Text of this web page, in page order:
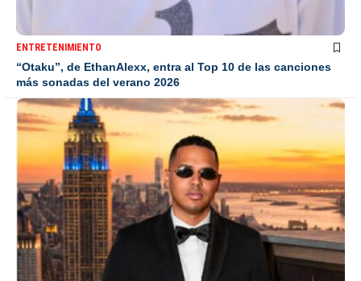
ENTRETENIMIENTO
“Otaku”, de EthanAlexx, entra al Top 10 de las canciones
más sonadas del verano 2026